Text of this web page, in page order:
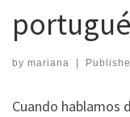
by mariana
Cuando hablamos